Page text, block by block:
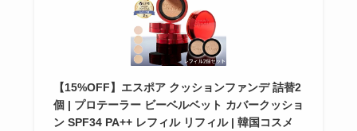
【15%OFF】エスポア クッションファンデ 詰替2
個 | プロテーラー ビーベルベット カバークッショ
ン SPF34 PA++ レフィル リフィル | 韓国コスメ